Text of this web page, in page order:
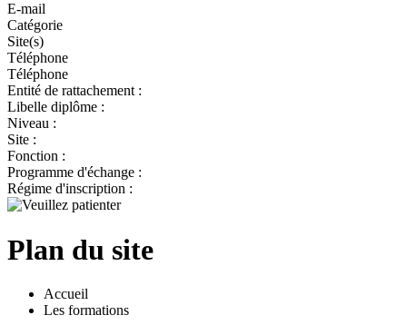
E-mail
Catégorie
Site(s)
Téléphone
Téléphone
Entité de rattachement :
Libelle diplôme :
Niveau :
Site :
Fonction :
Programme d'échange :
Régime d'inscription :
Plan du site
Accueil
Les formations